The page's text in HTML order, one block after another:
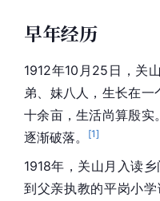
早年经历
1912年10月25日，关
弟、妹八人，生长在
十余亩，生活尚算殷实
逐渐破落。
[1]
1918年 ，关山月入读
到父亲执教的平岗小